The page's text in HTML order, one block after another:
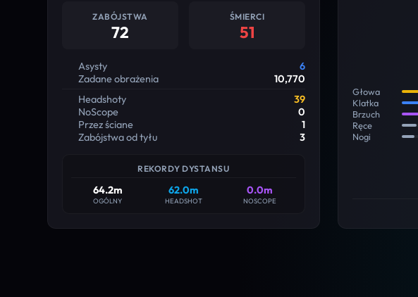
ZABÓJSTWA
72
ŚMIERCI
51
Asysty
6
Zadane obrażenia
10,770
Headshoty
39
NoScope
0
Przez ściane
1
Zabójstwa od tyłu
3
REKORDY DYSTANSU
64.2m
OGÓLNY
62.0m
HEADSHOT
0.0m
NOSCOPE
Głowa
Klatka
Brzuch
Ręce
Nogi